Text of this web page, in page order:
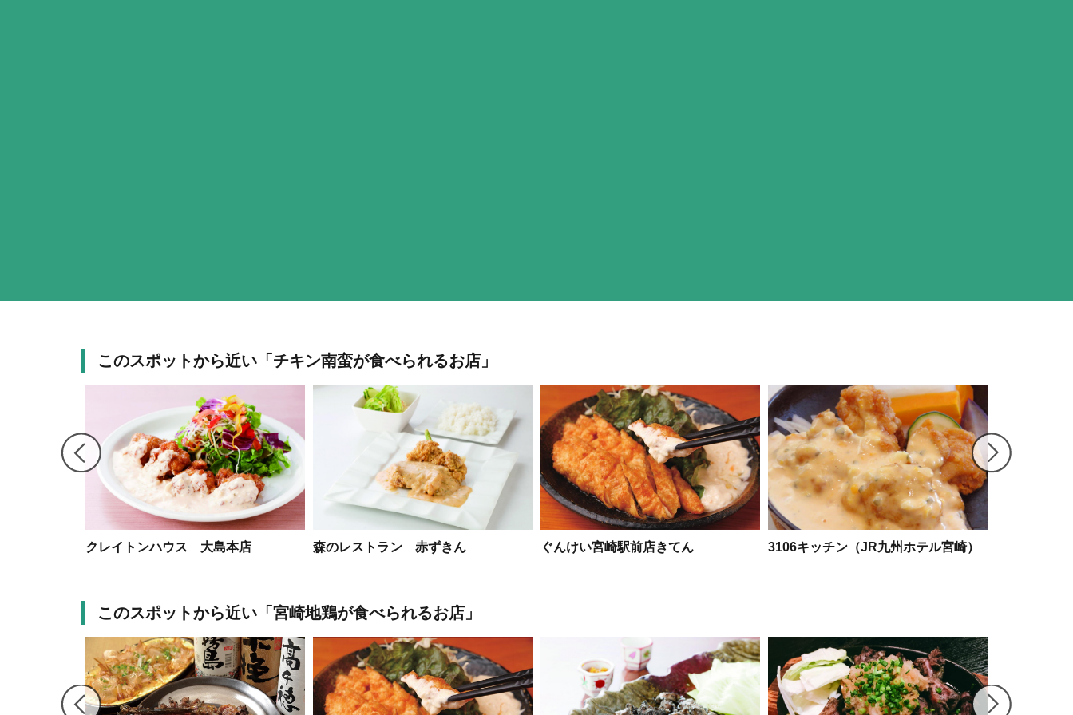
このスポットから近い「チキン南蛮が食べられるお店」
クレイトンハウス 大島本店 森のレストラン 赤ずきん ぐんけい宮崎駅前店きてん 3106キッチン（JR九州ホテル宮崎）
このスポットから近い「宮崎地鶏が食べられるお店」